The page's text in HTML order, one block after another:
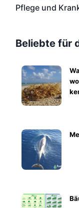
Pflege und
Beliebte für